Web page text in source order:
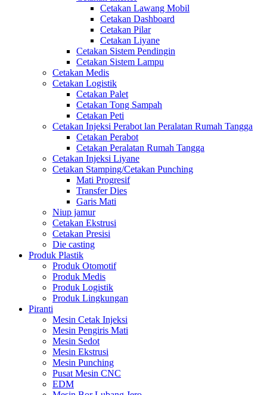
Cetakan Lawang Mobil
Cetakan Dashboard
Cetakan Pilar
Cetakan Liyane
Cetakan Sistem Pendingin
Cetakan Sistem Lampu
Cetakan Medis
Cetakan Logistik
Cetakan Palet
Cetakan Tong Sampah
Cetakan Peti
Cetakan Injeksi Perabot lan Peralatan Rumah Tangga
Cetakan Perabot
Cetakan Peralatan Rumah Tangga
Cetakan Injeksi Liyane
Cetakan Stamping/Cetakan Punching
Mati Progresif
Transfer Dies
Garis Mati
Niup jamur
Cetakan Ekstrusi
Cetakan Presisi
Die casting
Produk Plastik
Produk Otomotif
Produk Medis
Produk Logistik
Produk Lingkungan
Piranti
Mesin Cetak Injeksi
Mesin Pengiris Mati
Mesin Sedot
Mesin Ekstrusi
Mesin Punching
Pusat Mesin CNC
EDM